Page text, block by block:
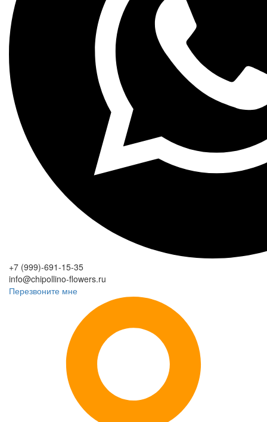
+7 (999)-691-15-35
info@chipollino-flowers.ru
Перезвоните мне